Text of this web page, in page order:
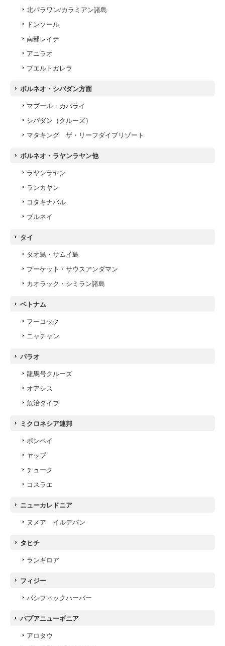
北パラワン/カラミアン諸島
ドンソール
南部レイテ
アニラオ
プエルトガレラ
ボルネオ・シパダン方面
マブール・カパライ
シパダン（クルーズ）
マタキング ザ・リーフダイブリゾート
ボルネオ・ラヤンラヤン他
ラヤンラヤン
ランカヤン
コタキナバル
ブルネイ
タイ
タオ島・サムイ島
プーケット・サウスアンダマン
カオラック・シミラン諸島
ベトナム
フーコック
ニャチャン
パラオ
龍馬号クルーズ
オアシス
魚治ダイブ
ミクロネシア連邦
ポンペイ
ヤップ
チューク
コスラエ
ニューカレドニア
ヌメア イルデパン
タヒチ
ランギロア
フィジー
パシフィックハーバー
パプアニューギニア
アロタウ